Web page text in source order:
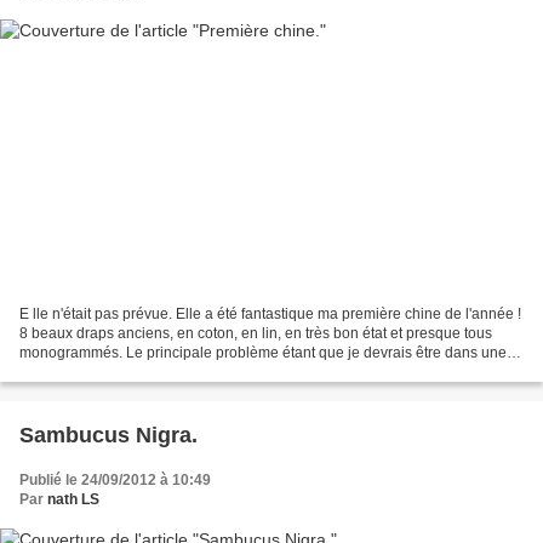
E lle n'était pas prévue. Elle a été fantastique ma première chine de l'année !
8 beaux draps anciens, en coton, en lin, en très bon état et presque tous
monogrammés. Le principale problème étant que je devrais être dans une
Sambucus Nigra.
Publié le 24/09/2012 à 10:49
Par nath LS